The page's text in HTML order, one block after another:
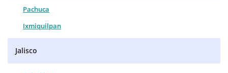
Pachuca
Ixmiquilpan
Jalisco